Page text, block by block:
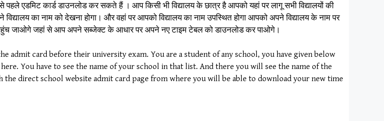
एडमिट कार्ड डाउनलोड कर सकते हैं । आप किसी भी विद्यालय के छात्र है आपको यहां पर लागू सभी विद्यालयों की
का नाम को देखना होगा। और वहां पर आपको विद्यालय का नाम उपस्थित होगा आपको अपने विद्यालय के नाम पर
पहुंच जाओगे जहां से आप अपने सब्जेक्ट के आधार पर अपने नए टाइम टेबल को डाउनलोड कर पाओगे।
admit card before their university exam. You are a student of any school, you have given below
You have to see the name of your school in that list. And there you will see the name of the
direct school website admit card page from where you will be able to download your new time